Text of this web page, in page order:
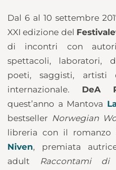
Dal 6 al 10 settembre
XXI edizione del
di incontri con
spettacoli, laboratori,
poeti, saggisti,
internazionale. DeA
quest’anno a Mantova
bestseller Norwegian
libreria con il romanzo
Niven, premiata
adult
Raccontami